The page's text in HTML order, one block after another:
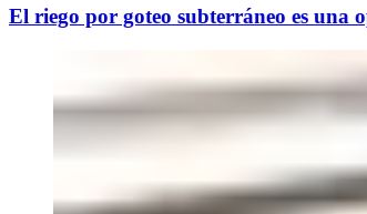
El riego por goteo subterráneo es una